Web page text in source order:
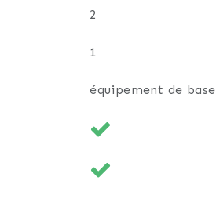
2
1
équipement de base